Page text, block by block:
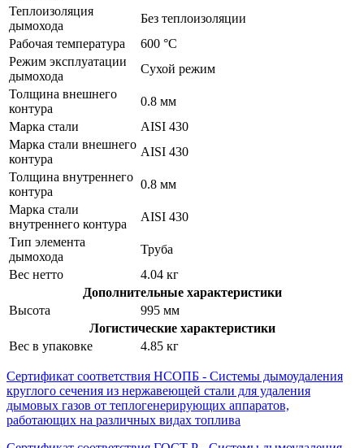
Теплоизоляция
дымохода
Без теплоизоляции
Рабочая температура
600 °C
Режим эксплуатации
дымохода
Сухой режим
Толщина внешнего
контура
0.8 мм
Марка стали
AISI 430
Марка стали внешнего
контура
AISI 430
Толщина внутреннего
контура
0.8 мм
Марка стали
внутреннего контура
AISI 430
Тип элемента
дымохода
Труба
Вес нетто
4.04 кг
Дополнительные характеристики
Высота
995 мм
Логистические характеристики
Вес в упаковке
4.85 кг
Сертификат соответствия НСОПБ - Системы дымоудаления
круглого сечения из нержавеющей стали для удаления
дымовых газов от теплогенерирующих аппаратов,
работающих на различных видах топлива